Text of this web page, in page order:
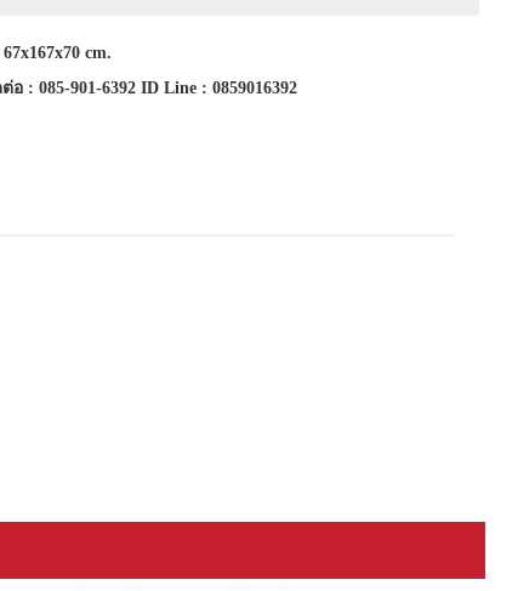
cm.
: 085-901-6392 ID Line : 0859016392